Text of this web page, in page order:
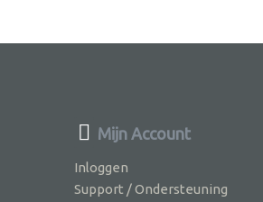
Mijn Account
Inloggen
Support / Ondersteuning